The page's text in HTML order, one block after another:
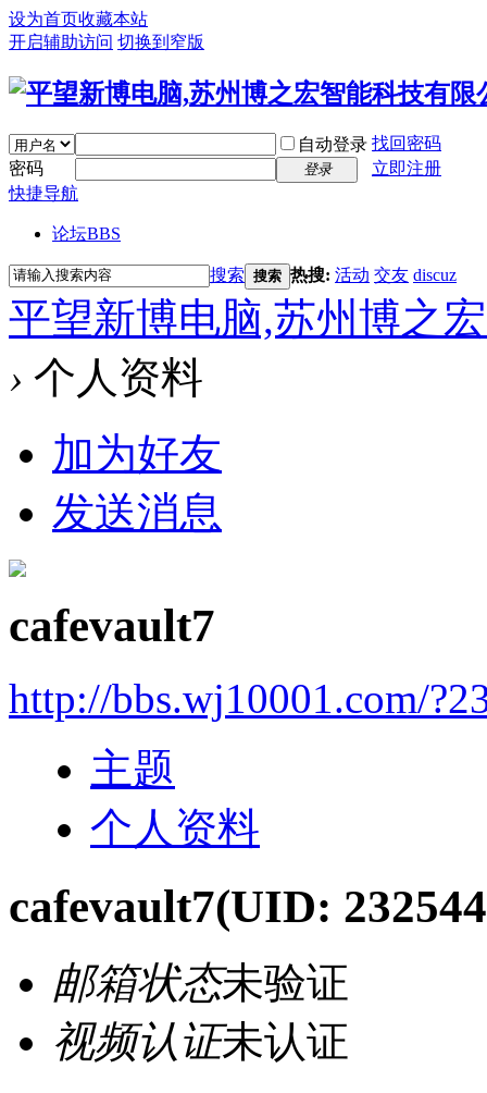
设为首页收藏本站
开启辅助访问 切换到窄版
自动登录 找回密码
密码
登录
立即注册
快捷导航
论坛BBS
搜索 搜索 热搜: 活动 交友 discuz
平望新博电脑,苏州博之
› 个人资料
加为好友
发送消息
cafevault7
http://bbs.wj10001.com/
主题
个人资料
cafevault7(UID:
邮箱状态未验证
视频认证未认证